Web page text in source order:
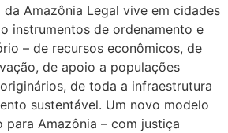
Amazônia Legal vive em cidades
instrumentos de ordenamento e
– de recursos econômicos, de
de apoio a populações
de toda a infraestrutura
sustentável. Um novo modelo
para Amazônia – com justiça